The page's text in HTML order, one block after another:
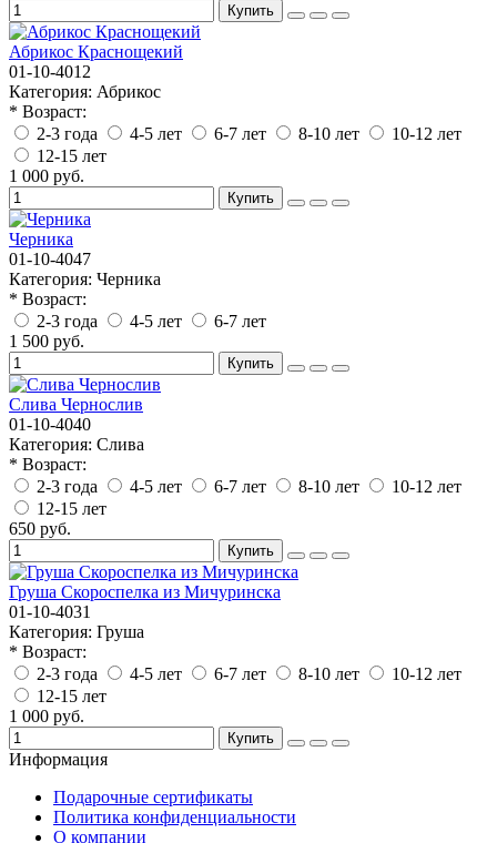
Купить
Абрикос Краснощекий
01-10-4012
Категория: Абрикос
* Возраст:
2-3 года
4-5 лет 6-7 лет 8-10 лет
10-12 лет
12-15 лет
1 000 руб.
Купить
Черника
01-10-4047
Категория: Черника
* Возраст:
2-3 года
4-5 лет
6-7 лет
1 500 руб.
Купить
Слива Чернослив
01-10-4040
Категория: Слива
* Возраст:
2-3 года
4-5 лет 6-7 лет 8-10 лет
10-12 лет
12-15 лет
650 руб.
Купить
Груша Скороспелка из Мичуринска
01-10-4031
Категория: Груша
* Возраст:
2-3 года
4-5 лет 6-7 лет 8-10 лет
10-12 лет
12-15 лет
1 000 руб.
Купить
Информация
Подарочные сертификаты
Политика конфиденциальности
О компании